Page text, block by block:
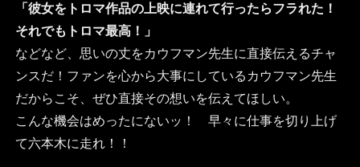
「彼女をトロマ作品の上映に連れて行ったらフラれた！
それでもトロマ最高！」
などなど、思いの丈をカウフマン先生に直接伝えるチャ
ンスだ！ファンを心から大事にしているカウフマン先生
だからこそ、ぜひ直接その想いを伝えてほしい。
こんな機会はめったにないッ！ 早々に仕事を切り上げ
て六本木に走れ！！